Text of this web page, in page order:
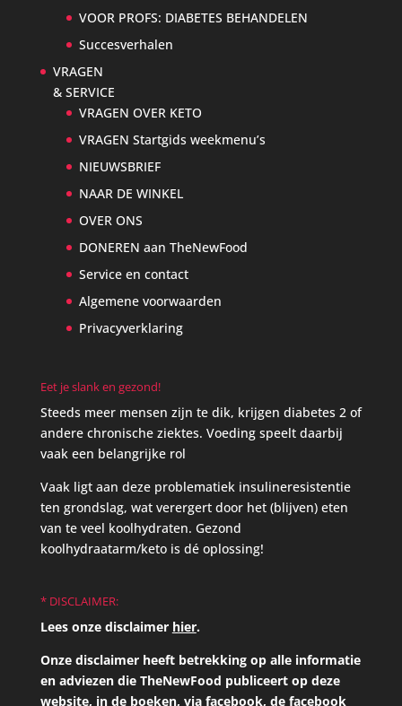
VOOR PROFS: DIABETES BEHANDELEN
Succesverhalen
VRAGEN
& SERVICE
VRAGEN OVER KETO
VRAGEN Startgids weekmenu’s
NIEUWSBRIEF
NAAR DE WINKEL
OVER ONS
DONEREN aan TheNewFood
Service en contact
Algemene voorwaarden
Privacyverklaring
Eet je slank en gezond!
Steeds meer mensen zijn te dik, krijgen diabetes 2 of
andere chronische ziektes. Voeding speelt daarbij
vaak een belangrijke rol
Vaak ligt aan deze problematiek insulineresistentie
ten grondslag, wat verergert door het (blijven) eten
van te veel koolhydraten. Gezond
koolhydraatarm/keto is dé oplossing!
* DISCLAIMER:
Lees onze disclaimer hier.
Onze disclaimer heeft betrekking op alle informatie
en adviezen die TheNewFood publiceert op deze
website, in de boeken, via facebook, de facebook